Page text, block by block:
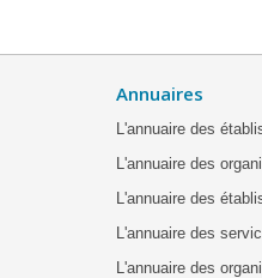
Annuaires
L'annuaire des
L'annuaire des
L'annuaire des
L'annuaire des
L'annuaire des